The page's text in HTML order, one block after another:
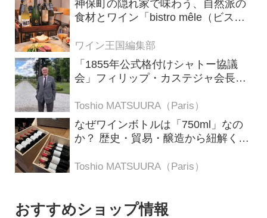
神保町の隠れ家で味わう、自然派の
食材とワイン「bistro mêle（ビスト
ワイン王国編集部
「1855年公式格付けシャトー協議
会」フィリップ・カステジャ会長イ
1855年格付け、170年目の再評価
Toshio MATSUURA（Paris）
なぜワインボトルは「750ml」なの
か？ 歴史・貿易・醸造から紐解く4
Toshio MATSUURA（Paris）
おすすめショップ情報